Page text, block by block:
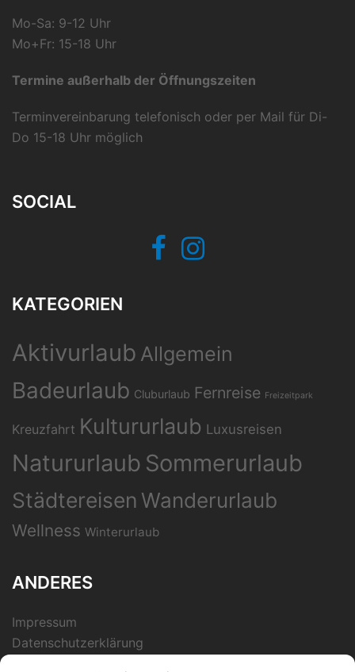
Mo-Sa: 9-12 Uhr
Mo+Fr: 15-18 Uhr
Termine außerhalb der Öffnungszeiten
Terminvereinbarung telefonisch oder per Mail für Di-
Do 15-18 Uhr möglich
SOCIAL
FacebookInstagram
KATEGORIEN
Aktivurlaub Allgemein
Badeurlaub Cluburlaub Fernreise Freizeitpark
Kreuzfahrt Kultururlaub Luxusreisen
Natururlaub Sommerurlaub
Städtereisen Wanderurlaub
Wellness Winterurlaub
ANDERES
Impressum
Datenschutzerklärung